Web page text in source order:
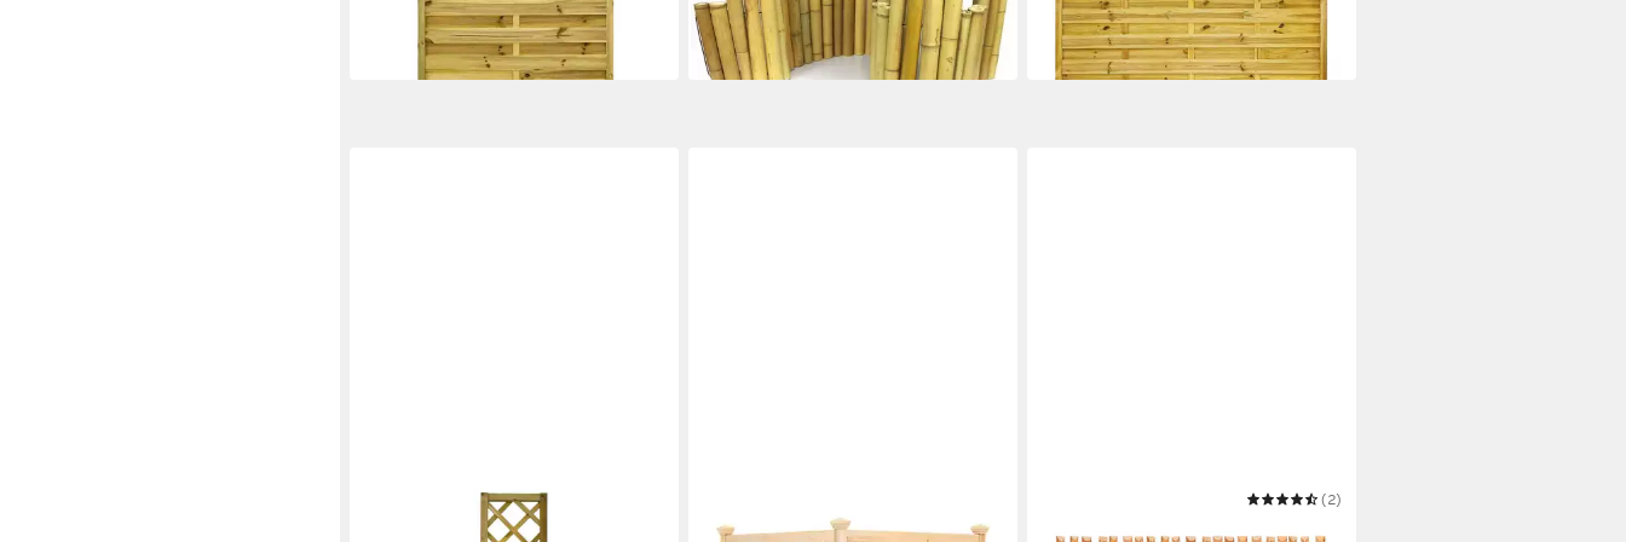
lieferbar in 5 Wochen
-23%
in 4-5 Werktagen bei dir
-18%
lieferbar in 5 Wochen
Zaun Rankgitter Vario 11x11 gerade
Gartenzaun
(2)